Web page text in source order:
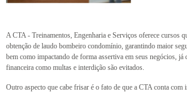
A CTA - Treinamentos, Engenharia e Serviços oferece cursos
obtenção de laudo bombeiro condomínio, garantindo maior
bem como impactando de forma assertiva em seus negócios, já
financeira como multas e interdição são evitados.
Outro aspecto que cabe frisar é o fato de que a CTA conta com